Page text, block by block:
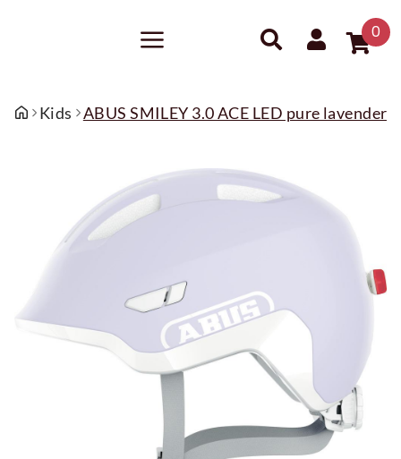
0
Kids ABUS SMILEY 3.0 ACE LED pure lavender